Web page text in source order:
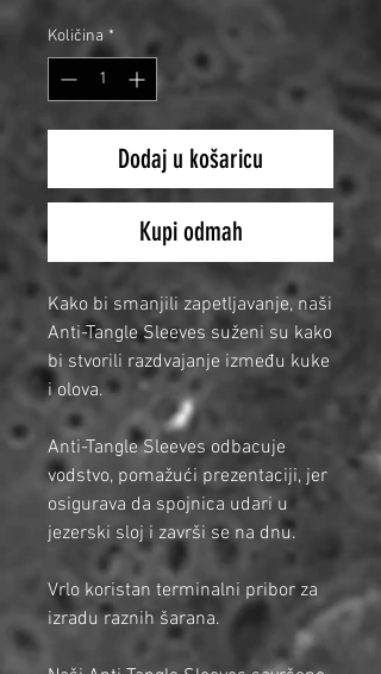
Količina *
Dodaj u košaricu
Kupi odmah
Kako bi smanjili zapetljavanje, naši
Anti-Tangle Sleeves suženi su kako
bi stvorili razdvajanje između kuke
i olova.
Anti-Tangle Sleeves odbacuje
vodstvo, pomažući prezentaciji, jer
osigurava da spojnica udari u
jezerski sloj i završi se na dnu.
Vrlo koristan terminalni pribor za
izradu raznih šarana.